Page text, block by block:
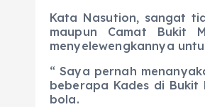
Kata Nasution, sangat
maupun Camat Bukit
menyelewengkannya
“ Saya pernah
beberapa Kades di
bola.